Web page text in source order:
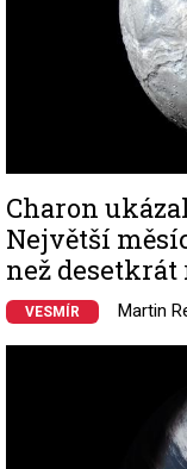
Charon
Největší
než
VESMÍR Martin